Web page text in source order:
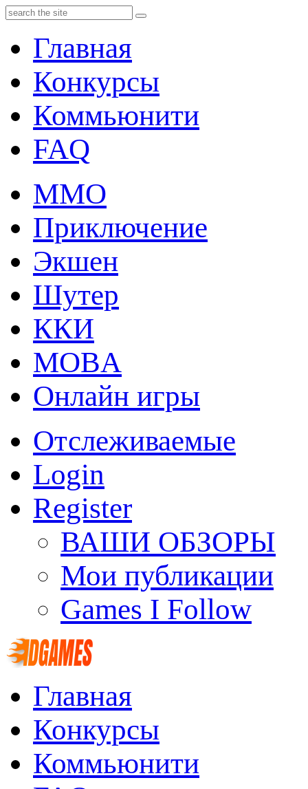
Главная
Конкурсы
Коммьюнити
FAQ
MMO
Приключение
Экшен
Шутер
ККИ
MOBA
Онлайн игры
Отслеживаемые
Login
Register
ВАШИ ОБЗОРЫ
Мои публикации
Games I Follow
Главная
Конкурсы
Коммьюнити